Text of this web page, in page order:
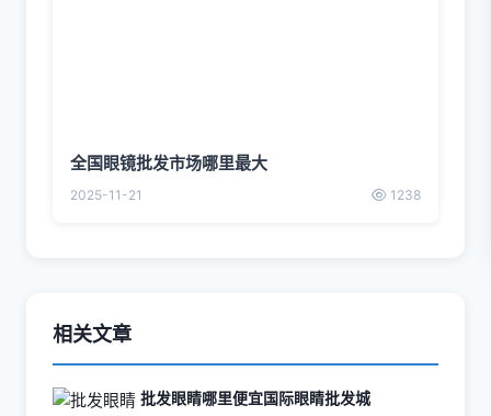
全国眼镜批发市场哪里最大
2025-11-21 1238
相关文章
批发眼睛哪里便宜国际眼睛批发城